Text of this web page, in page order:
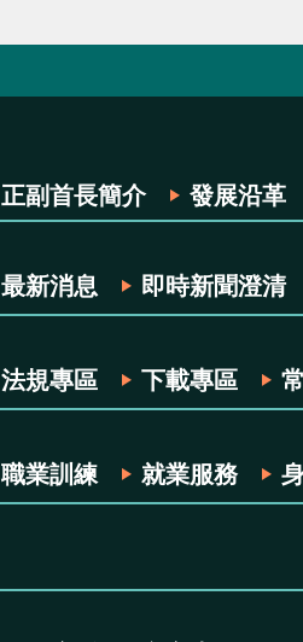
正副首長簡介 發展沿革
最新消息 即時新聞澄清
法規專區 下載專區
職業訓練 就業服務